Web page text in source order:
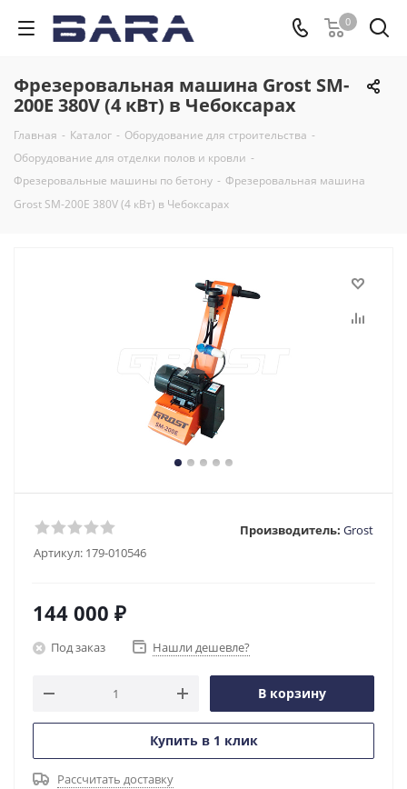
0
Фрезеровальная машина Grost SM-
200E 380V (4 кВт) в Чебоксарах
Главная - Каталог - Оборудование для строительства -
Оборудование для отделки полов и кровли -
Фрезеровальные машины по бетону - Фрезеровальная машина
Grost SM-200E 380V (4 кВт) в Чебоксарах
Артикул: 179-010546
Производитель: Grost
144 000 ₽
Под заказ Нашли дешевле?
В корзину
Купить в 1 клик
Рассчитать доставку